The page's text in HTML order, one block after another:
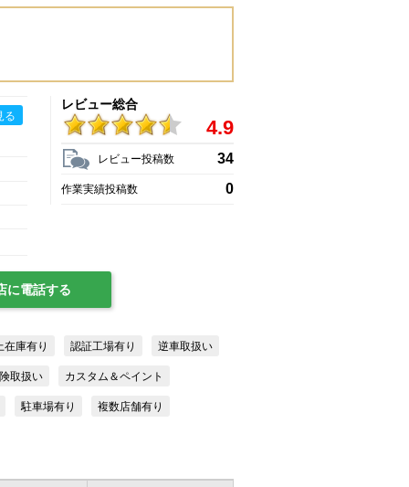
る
レビュー総合
4.9
レビュー投稿数 34
作業実績投稿数 0
に電話する
在庫有り 認証工場有り 逆車取扱い
取扱い カスタム＆ペイント
駐車場有り 複数店舗有り